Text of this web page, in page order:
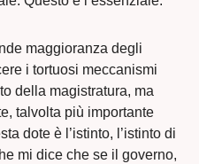
maggioranza degli
i tortuosi meccanismi
della magistratura, ma
talvolta più importante
dote è l’istinto, l’istinto di
mi dice che se il governo,